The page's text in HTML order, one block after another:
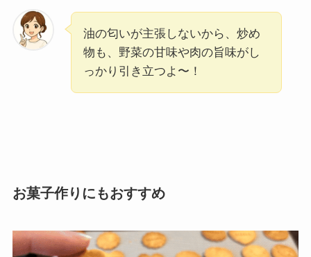
油の匂いが主張しないから、炒め
物も、野菜の甘味や肉の旨味がし
っかり引き立つよ〜！
お菓子作りにもおすすめ